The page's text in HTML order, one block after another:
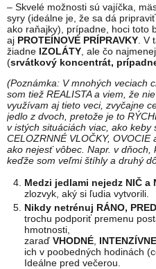
– Skvelé možnosti sú vajíčka,
syry (ideálne je, že sa dá
ako raňajky), prípadne, hoci toto
aj PROTEÍNOVÉ PRÍPRAVKY .
žiadne IZOLÁTY , ale čo
(srvátkový koncentrát,
(Poznámka: V mnohých veciach
som tiež REALISTA a viem, že
využívam aj tieto veci, zvyčajne
jedlo z dvoch, pretože je to
v istých situáciách viac, ako keby
CELOZRNNÉ VLOČKY, OVOCIE
ako nejesť vôbec. Napr. v dňoch,
keďže som veľmi štíhly a druhý
Medzi jedlami nejedz NIČ a
zlozvyk, aký si ľudia vytvorili.
Nikdy netrénuj RÁNO,
trochu podporiť premenu
hmotnosti,
zaraďVHODNÉ INTENZÍVNE
ich v poobedných hodinách
Ideálne pred večerou.